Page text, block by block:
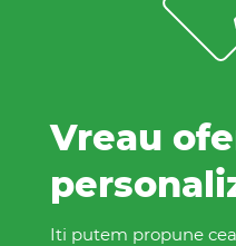
Vreau
Iti putem propune